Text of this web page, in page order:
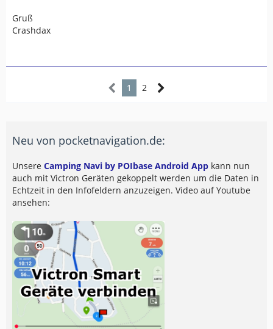
Gruß
Crashdax
1 2
Neu von pocketnavigation.de:
Unsere Camping Navi by POIbase Android App kann nun
auch mit Victron Geräten gekoppelt werden um die Daten in
Echtzeit in den Infofeldern anzuzeigen. Video auf Youtube
ansehen: